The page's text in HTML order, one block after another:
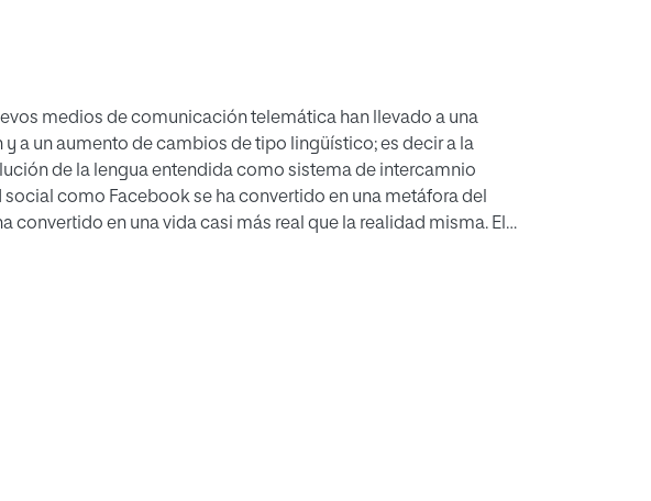
medios de comunicación telemática han llevado a una
a un aumento de cambios de tipo lingüístico; es decir a la
de la lengua entendida como sistema de intercamnio
social como Facebook se ha convertido en una metáfora del
convertido en una vida casi más real que la realidad misma. El
ponerse en contacto con el mundo de los jóvenes.